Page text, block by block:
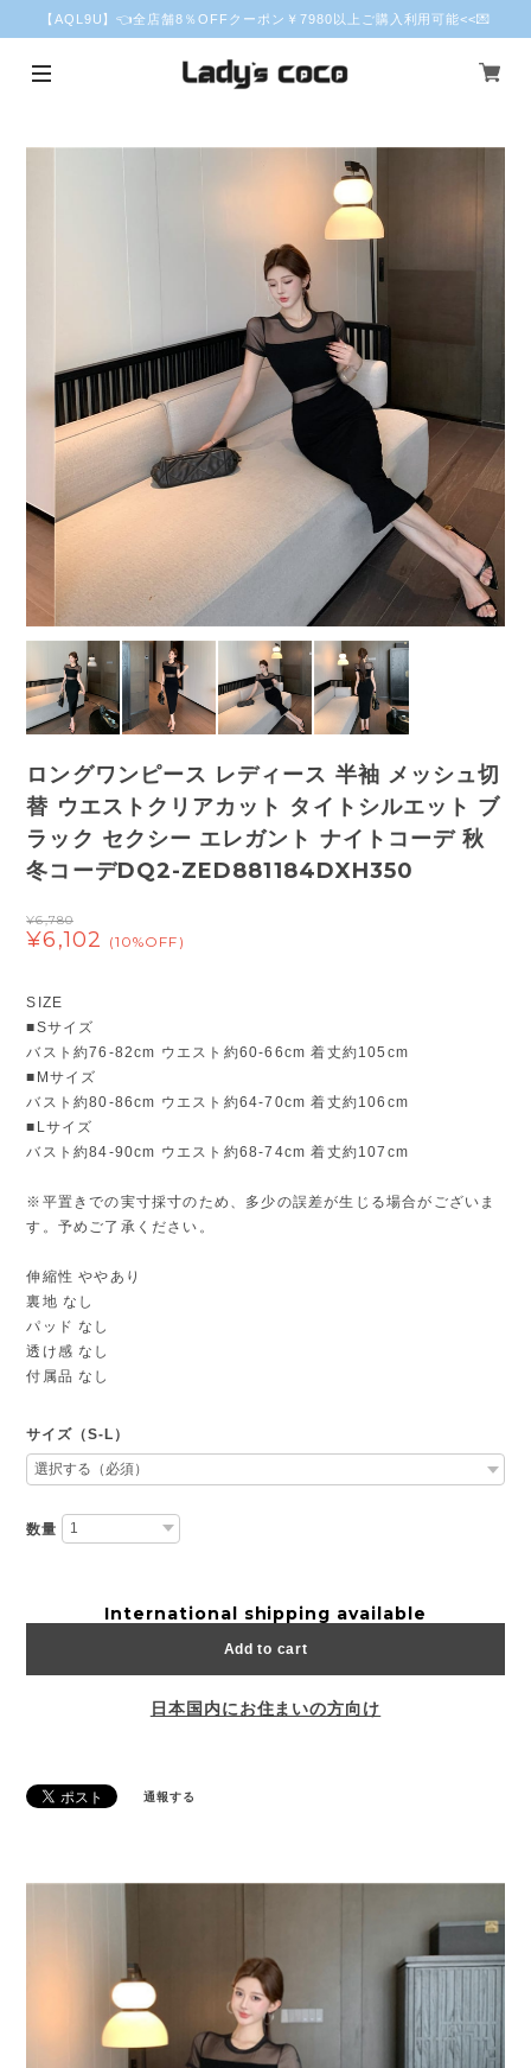
【AQL9U】👈全店舗8％OFFクーポン￥7980以上ご購入利用可能<<💌
ロングワンピース レディース 半袖 メッシュ切
替 ウエストクリアカット タイトシルエット ブ
ラック セクシー エレガント ナイトコーデ 秋
冬コーデDQ2-ZED881184DXH350
¥6,780
¥6,102 (10%OFF)
SIZE
■Sサイズ
バスト約76-82cm ウエスト約60-66cm 着丈約105cm
■Mサイズ
バスト約80-86cm ウエスト約64-70cm 着丈約106cm
■Lサイズ
バスト約84-90cm ウエスト約68-74cm 着丈約107cm
※平置きでの実寸採寸のため、多少の誤差が生じる場合がございま
す。予めご了承ください。
伸縮性 ややあり
裏地 なし
パッド なし
透け感 なし
付属品 なし
サイズ（S-L）
数量
International shipping available
Add to cart
日本国内にお住まいの方向け
通報する